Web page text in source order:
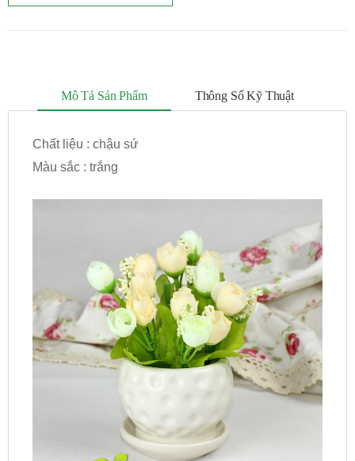
Mô Tả Sản Phẩm Thông Số Kỹ Thuật
Chất liệu : chậu sứ
Màu sắc : trắng